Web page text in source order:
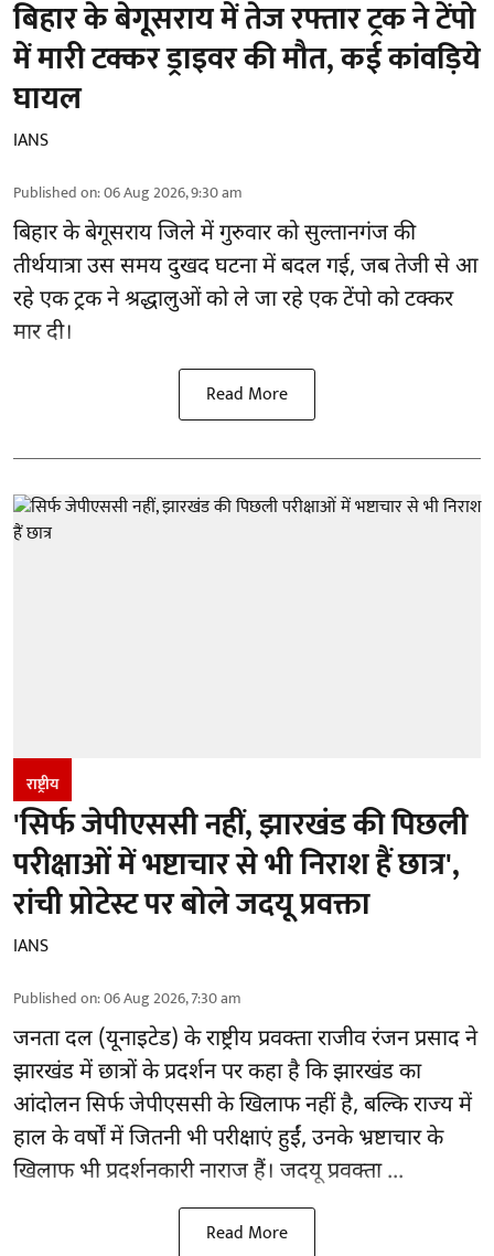
बिहार के बेगूसराय में तेज रफ्तार ट्रक ने टेंपो
में मारी टक्कर ड्राइवर की मौत, कई कांवड़िये
घायल
IANS
Published on:06 Aug 2026, 9:30 am
बिहारके बेगूसराय जिले में गुरुवार को सुल्तानगंज की
तीर्थयात्रा उस समय दुखद घटना में बदल गई, जब तेजी से आ
रहे एक ट्रक ने श्रद्धालुओं को ले जा रहे एक टेंपो को टक्कर
मार दी।
Read More
राष्ट्रीय
'सिर्फ जेपीएससी नहीं, झारखंड की पिछली
परीक्षाओं में भष्टाचार से भी निराश हैं छात्र',
रांची प्रोटेस्ट पर बोले जदयू प्रवक्ता
IANS
Published on:06 Aug 2026, 7:30 am
जनता दल (यूनाइटेड) के राष्ट्रीय प्रवक्ता राजीव रंजन प्रसाद ने
झारखंड में छात्रों के प्रदर्शन पर कहा है कि झारखंड का
आंदोलन सिर्फजेपीएससीके खिलाफ नहीं है, बल्कि राज्य में
हाल के वर्षों में जितनी भी परीक्षाएं हुईं, उनके भ्रष्टाचार के
खिलाफ भी प्रदर्शनकारी नाराज हैं। जदयू प्रवक्ता ...
Read More